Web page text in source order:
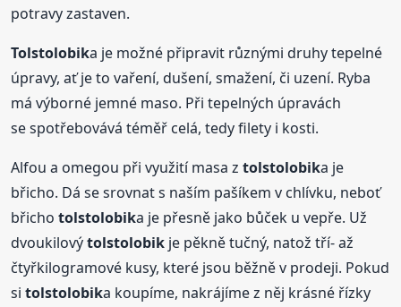
potravy zastaven.
Tolstolobika je možné připravit různými druhy tepelné
úpravy, ať je to vaření, dušení, smažení, či uzení. Ryba
má výborné jemné maso. Při tepelných úpravách
se spotřebovává téměř celá, tedy filety i kosti.
Alfou a omegou při využití masa ztolstolobika je
břicho. Dá se srovnat s naším pašíkem v chlívku, neboť
břichotolstolobika je přesně jako bůček u vepře. Už
dvoukilovýtolstolobik je pěkně tučný, natož tří- až
čtyřkilogramové kusy, které jsou běžně v prodeji. Pokud
sitolstolobika koupíme, nakrájíme z něj krásné řízky